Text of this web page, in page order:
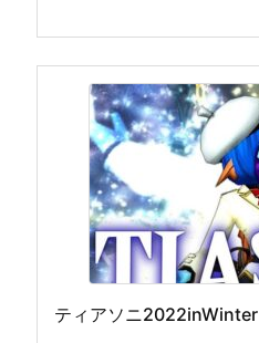
ティアソニ2022inWinter